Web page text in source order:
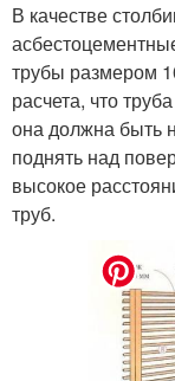
В качестве
трубы размером
расчета, что
она должна быть
поднять над
высокое
труб.